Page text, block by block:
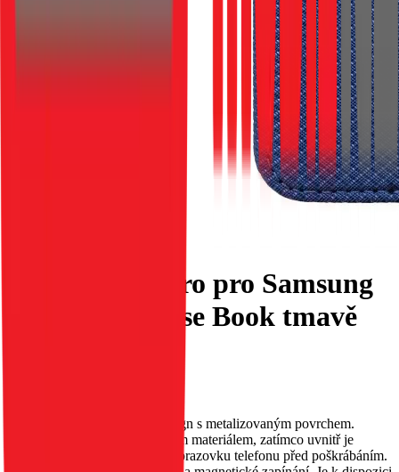
Flipové pouzdro pro Samsung
A16 Smart Case Book tmavě
Toto pouzdro má původní design s metalizovaným povrchem.
Vnější strana je obšita třpytivým materiálem, zatímco uvnitř je
měkký materiál, který chrání obrazovku telefonu před poškrábáním.